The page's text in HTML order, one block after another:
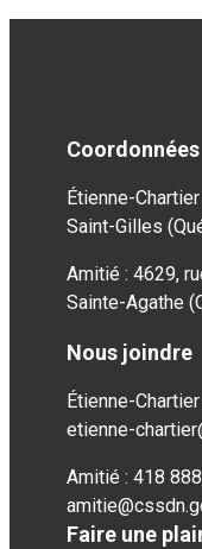
Coordonnées
Étienne-
Saint-Gilles
Amitié : 4629,
Sainte-Agathe
Nous joindre
Étienne-
etienne-
Amitié : 418
Faire une